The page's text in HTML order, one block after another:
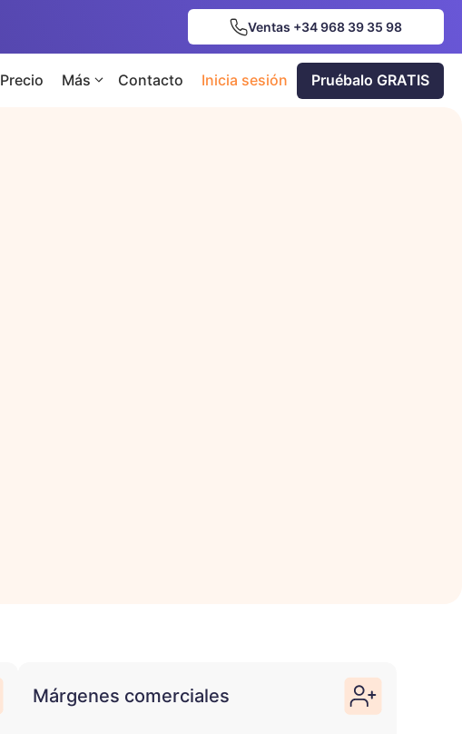
Ventas +34 968 39 35 98
Precio Más Contacto Inicia sesión Pruébalo GRATIS
Márgenes comerciales